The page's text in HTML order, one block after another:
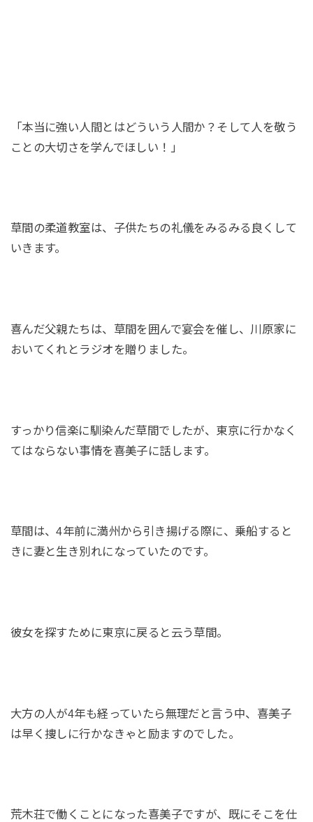
「本当に強い人間とはどういう人間か？そして人を敬う
ことの大切さを学んでほしい！」
草間の柔道教室は、子供たちの礼儀をみるみる良くして
いきます。
喜んだ父親たちは、草間を囲んで宴会を催し、川原家に
おいてくれとラジオを贈りました。
すっかり信楽に馴染んだ草間でしたが、東京に行かなく
てはならない事情を喜美子に話します。
草間は、4年前に満州から引き揚げる際に、乗船すると
きに妻と生き別れになっていたのです。
彼女を探すために東京に戻ると云う草間。
大方の人が4年も経っていたら無理だと言う中、喜美子
は早く捜しに行かなきゃと励ますのでした。
荒木荘で働くことになった喜美子ですが、既にそこを仕